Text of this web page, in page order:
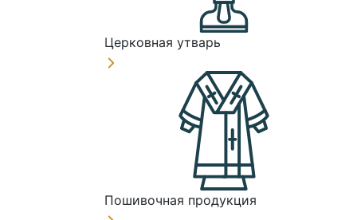
Церковная утварь
Пошивочная продукция